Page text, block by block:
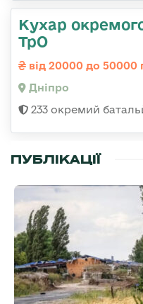
Кухар
ТрО
від 20000 до 50000
Дніпро
233 окремий
ПУБЛІКАЦІЇ